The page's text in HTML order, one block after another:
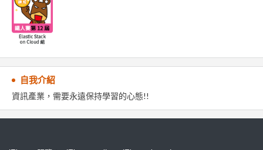
自我介紹
資訊產業，需要永遠保持學習的心態!!